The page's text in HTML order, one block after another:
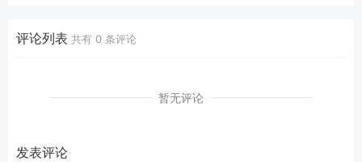
评论列表 共有 0 条评论
暂无评论
发表评论